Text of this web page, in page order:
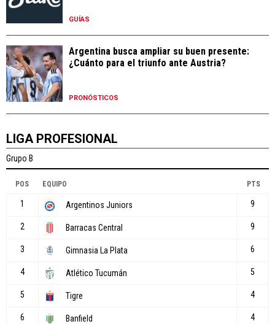
GUÍAS
Argentina busca ampliar su buen presente:
¿Cuánto para el triunfo ante Austria?
PRONÓSTICOS
LIGA PROFESIONAL